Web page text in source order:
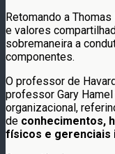
Retomando a
e valores
sobremaneira a
componentes.
O professor de
professor Gary
organizacional,
de conhecimentos,
físicos e gerenciais